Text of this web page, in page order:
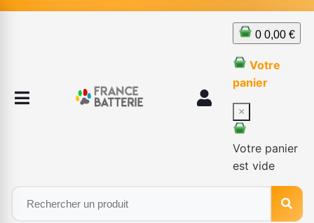
0 0,00 €
Votre
panier
×
Votre panier
est vide